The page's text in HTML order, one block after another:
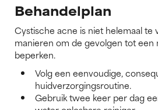
Behandelplan
Cystische acne is niet helemaal te
manieren om de gevolgen tot een
beperken.
Volg een eenvoudige,
huidverzorgingsroutine.
Gebruik twee keer per dag